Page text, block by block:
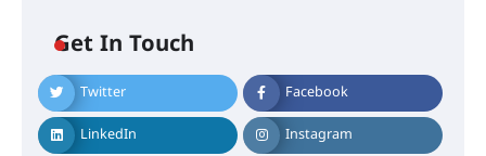
Get In Touch
Twitter Facebook
LinkedIn Instagram